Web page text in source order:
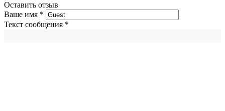
Оставить отзыв
Ваше имя *
Текст сообщения *